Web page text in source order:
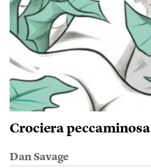
Crociera peccaminosa
Dan Savage